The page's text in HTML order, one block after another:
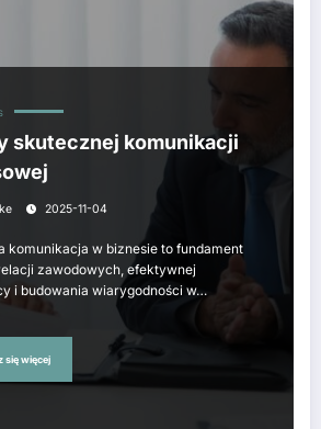
skutecznej komunikacji
2025-11-04
komunikacja w biznesie to fundament
zawodowych, efektywnej
i budowania wiarygodności w…
się więcej